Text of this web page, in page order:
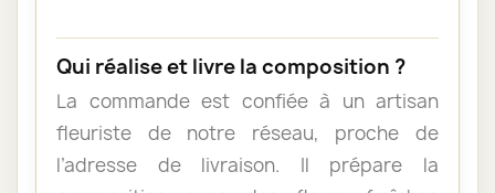
Qui réalise et livre la composition ?
La commande est confiée à un artisan
fleuriste de notre réseau, proche de
l’adresse de livraison. Il prépare la